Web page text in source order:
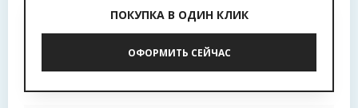
ПОКУПКА В ОДИН КЛИК
ОФОРМИТЬ СЕЙЧАС